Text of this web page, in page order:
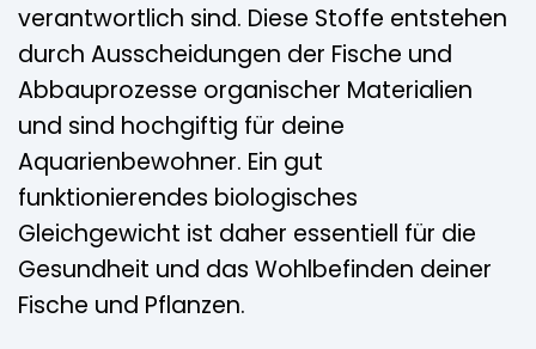
verantwortlich sind. Diese Stoffe entstehen
durch Ausscheidungen der Fische und
Abbauprozesse organischer Materialien
und sind hochgiftig für deine
Aquarienbewohner. Ein gut
funktionierendes biologisches
Gleichgewicht ist daher essentiell für die
Gesundheit und das Wohlbefinden deiner
Fische und Pflanzen.